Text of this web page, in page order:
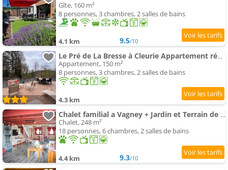
Gîte, 160 m²
8 personnes, 3 chambres, 2 salles de bains
4.1 km 9.5/10
Le Pré de La Bresse à Cleurie Appartement rénové
Appartement, 150 m²
8 personnes, 3 chambres, 2 salles de bains
4.3 km
Chalet familial a Vagney + Jardin et Terrain de Bowling
Chalet, 248 m²
18 personnes, 6 chambres, 2 salles de bains
4.4 km 9.3/10